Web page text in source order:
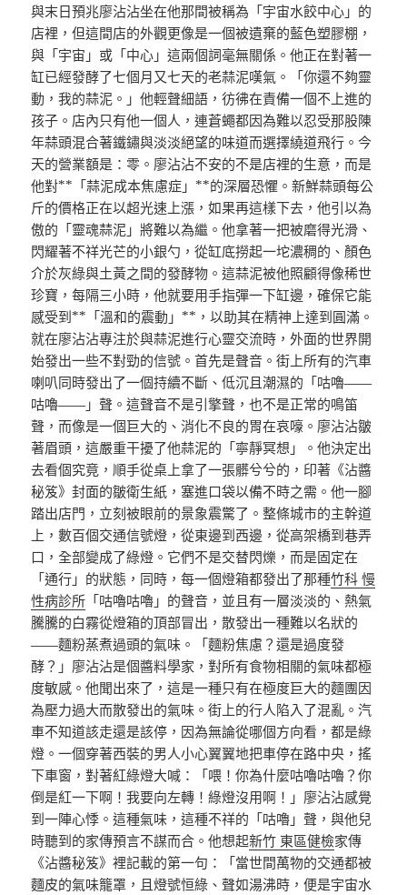
與末日預兆廖沾沾坐在他那間被稱為「宇宙水餃中心」的
店裡，但這間店的外觀更像是一個被遺棄的藍色塑膠棚，
與「宇宙」或「中心」這兩個詞毫無關係。他正在對著一
缸已經發酵了七個月又七天的老蒜泥嘆氣。「你還不夠靈
動，我的蒜泥。」他輕聲細語，彷彿在責備一個不上進的
孩子。店內只有他一個人，連蒼蠅都因為難以忍受那股陳
年蒜頭混合著鐵鏽與淡淡絕望的味道而選擇繞道飛行。今
天的營業額是：零。廖沾沾不安的不是店裡的生意，而是
他對**「蒜泥成本焦慮症」**的深層恐懼。新鮮蒜頭每公
斤的價格正在以超光速上漲，如果再這樣下去，他引以為
傲的「靈魂蒜泥」將難以為繼。他拿著一把被磨得光滑、
閃耀著不祥光芒的小銀勺，從缸底撈起一坨濃稠的、顏色
介於灰綠與土黃之間的發酵物。這蒜泥被他照顧得像稀世
珍寶，每隔三小時，他就要用手指彈一下缸邊，確保它能
感受到**「溫和的震動」**，以助其在精神上達到圓滿。
就在廖沾沾專注於與蒜泥進行心靈交流時，外面的世界開
始發出一些不對勁的信號。首先是聲音。街上所有的汽車
喇叭同時發出了一個持續不斷、低沉且潮濕的「咕嚕——
咕嚕——」聲。這聲音不是引擎聲，也不是正常的鳴笛
聲，而像是一個巨大的、消化不良的胃在哀嚎。廖沾沾皺
著眉頭，這嚴重干擾了他蒜泥的「寧靜冥想」。他決定出
去看個究竟，順手從桌上拿了一張髒兮兮的，印著《沾醬
秘笈》封面的皺衛生紙，塞進口袋以備不時之需。他一腳
踏出店門，立刻被眼前的景象震驚了。整條城市的主幹道
上，數百個交通信號燈，從東邊到西邊，從高架橋到巷弄
口，全部變成了綠燈。它們不是交替閃爍，而是固定在
「通行」的狀態，同時，每一個燈箱都發出了那種竹科 慢
性病診所 「咕嚕咕嚕」的聲音，並且有一層淡淡的、熱氣
騰騰的白霧從燈箱的頂部冒出，散發出一種難以名狀的
——麵粉蒸煮過頭的氣味。「麵粉焦慮？還是過度發
酵？」廖沾沾是個醬料學家，對所有食物相關的氣味都極
度敏感。他聞出來了，這是一種只有在極度巨大的麵團因
為壓力過大而散發出的氣味。街上的行人陷入了混亂。汽
車不知道該走還是該停，因為無論從哪個方向看，都是綠
燈。一個穿著西裝的男人小心翼翼地把車停在路中央，搖
下車窗，對著紅綠燈大喊：「喂！你為什麼咕嚕咕嚕？你
倒是紅一下啊！我要向左轉！綠燈沒用啊！」廖沾沾感覺
到一陣心悸。這種氣味，這種不祥的「咕嚕」聲，與他兒
時聽到的家傳預言不謀而合。他想起新竹 東區健檢家傳
《沾醬秘笈》裡記載的第一句：「當世間萬物的交通都被
麵皮的氣味籠罩，且燈號恒綠、聲如湯沸時，便是宇宙水